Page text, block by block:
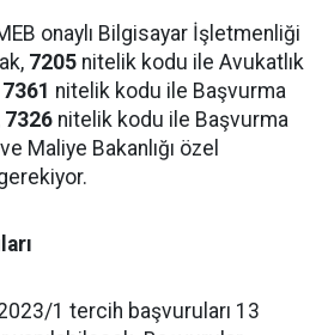
onaylı Bilgisayar İşletmenliği
7205 nitelik kodu ile Avukatlık
7361 nitelik kodu ile Başvurma
7326 nitelik kodu ile Başvurma
Maliye Bakanlığı özel
1 tercih başvuruları 13